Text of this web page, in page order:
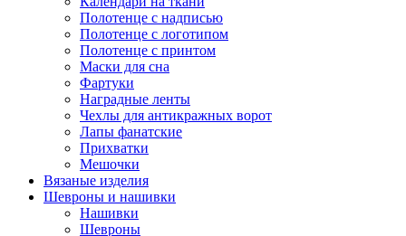
Полотенце с надписью
Полотенце с логотипом
Полотенце с принтом
Маски для сна
Фартуки
Наградные ленты
Чехлы для антикражных ворот
Лапы фанатские
Прихватки
Мешочки
Вязаные изделия
Шевроны и нашивки
Нашивки
Шевроны